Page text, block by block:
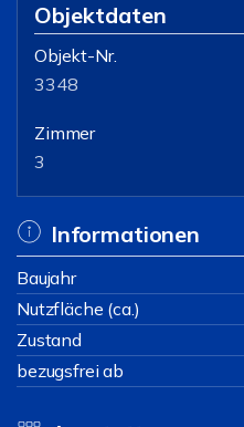
Objektdaten
Objekt-Nr.
3348
Zimmer
3
Informationen
Baujahr
Nutzfläche (ca.)
Zustand
bezugsfrei ab